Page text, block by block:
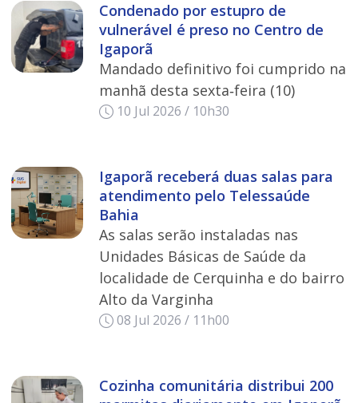
Condenado por estupro de
vulnerável é preso no Centro de
Igaporã
Mandado definitivo foi cumprido na
manhã desta sexta‑feira (10)
10 Jul 2026 / 10h30
Igaporã receberá duas salas para
atendimento pelo Telessaúde
Bahia
As salas serão instaladas nas
Unidades Básicas de Saúde da
localidade de Cerquinha e do bairro
Alto da Varginha
08 Jul 2026 / 11h00
Cozinha comunitária distribui 200